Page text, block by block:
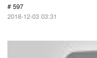
# 597
2018-12-03 03:31